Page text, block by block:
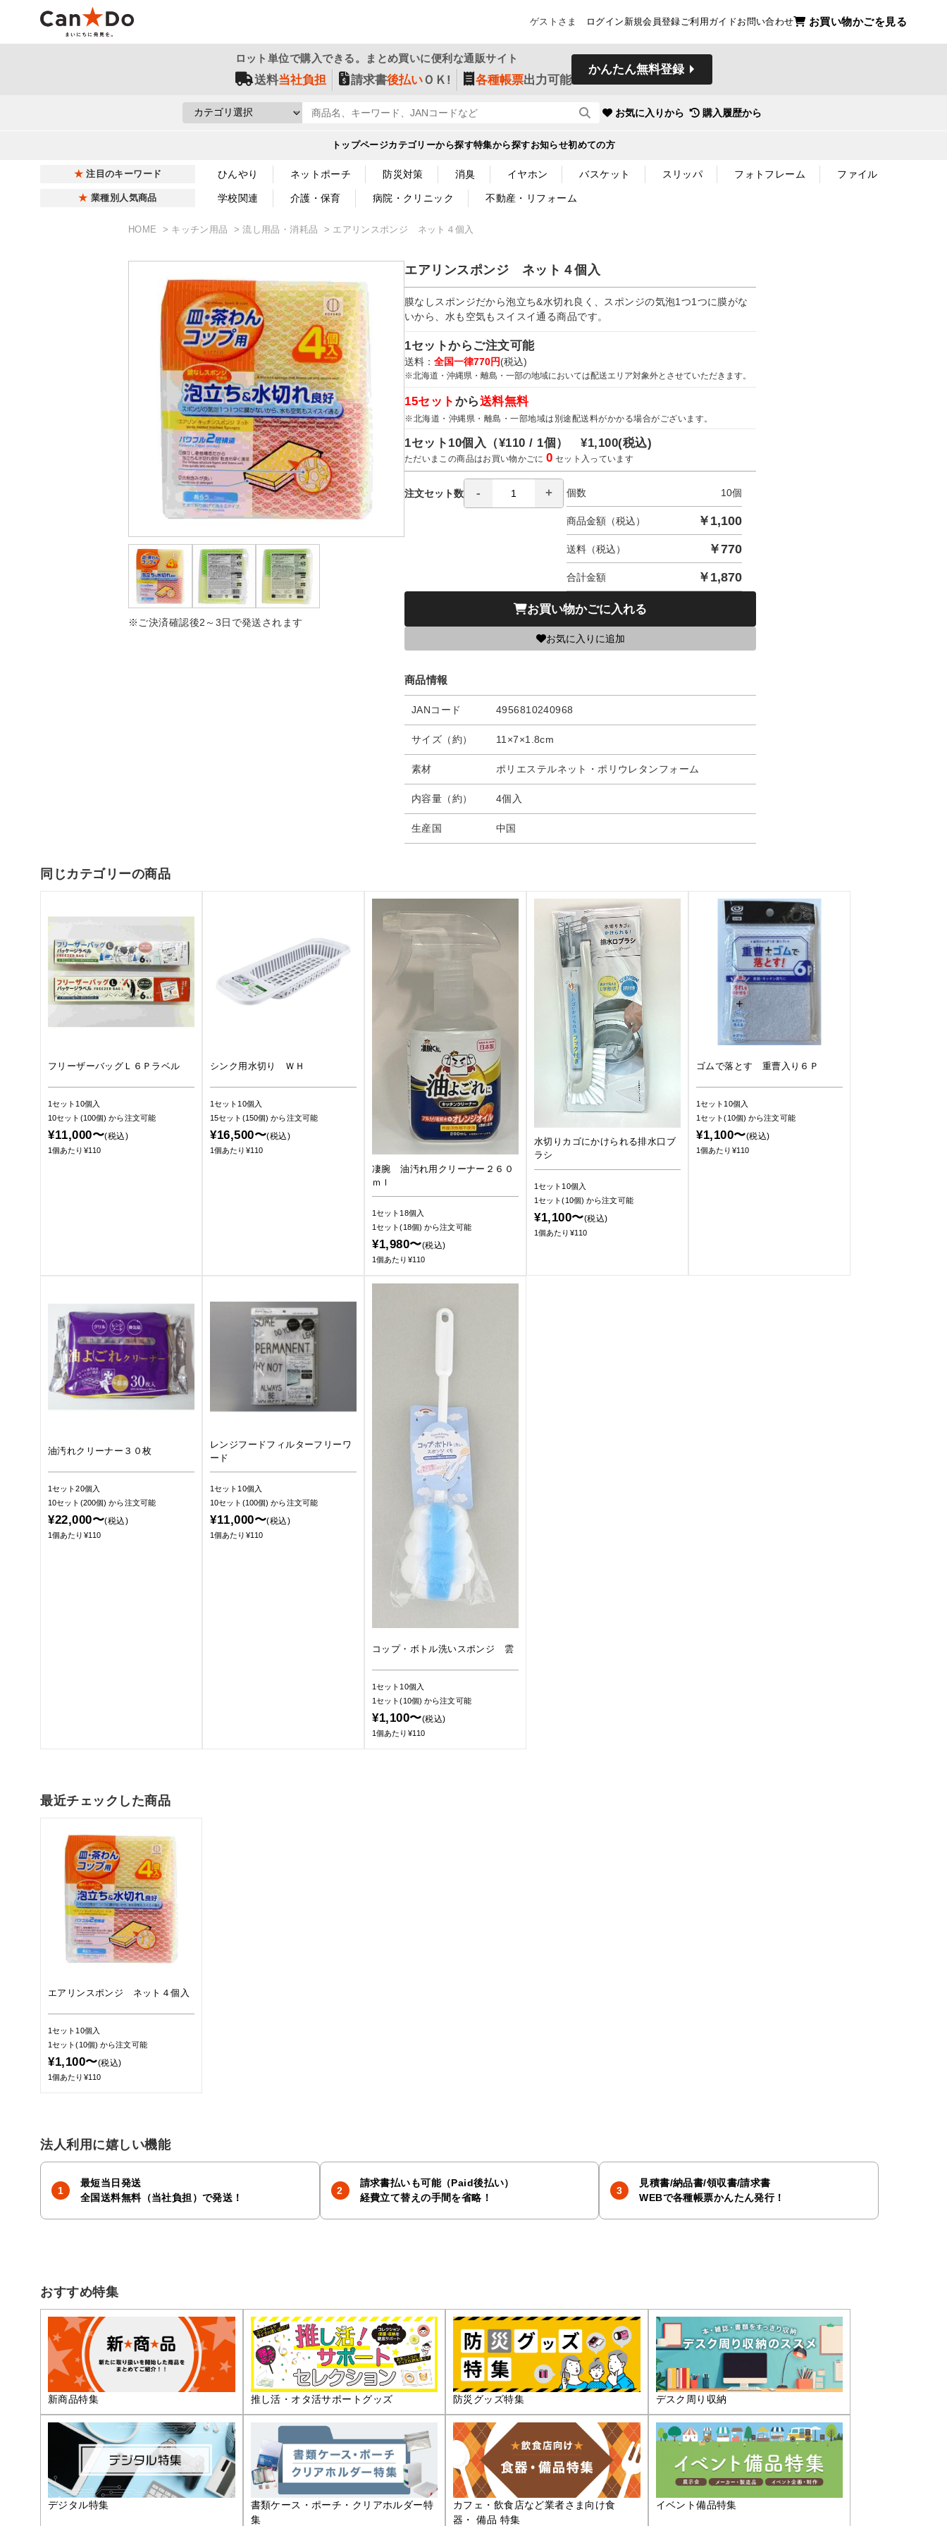
ゲストさま ログイン 新規会員登録ご利用ガイドお問い合わせ お買い物かごを見る
ロット単位で購入できる。まとめ買いに便利な通販サイト
送料当社負担 請求書後払いＯＫ! 各種帳票出力可能
かんたん無料登録
お気に入りから 購入履歴から
トップページカテゴリーから探す特集から探すお知らせ初めての方
注目のキーワード ひんやり ネットポーチ 防災対策 消臭 イヤホン バスケット スリッパ フォトフレーム ファイル
業種別人気商品 学校関連 介護・保育 病院・クリニック 不動産・リフォーム
HOME キッチン用品 流し用品・消耗品 エアリンスポンジ ネット４個入
※ご決済確認後2～3日で発送されます
エアリンスポンジ ネット４個入
膜なしスポンジだから泡立ち&水切れ良く、スポンジの気泡1つ1つに膜がな
いから、水も空気もスイスイ通る商品です。
1セットからご注文可能
送料： 全国一律770円(税込)
※北海道・沖縄県・離島・一部の地域においては配送エリア対象外とさせていただきます。
15セット から送料無料
※北海道・沖縄県・離島・一部地域は別途配送料がかかる場合がございます。
1セット10個入（¥110 / 1個）¥1,100(税込)
ただいまこの商品はお買い物かごに0 セット入っています
注文セット数 個数 10個
商品金額（税込） ￥ 1,100
送料（税込） ￥770
合計金額 ￥ 1,870
お買い物かごに入れる
お気に入りに追加
商品情報
JANコード 4956810240968
サイズ（約） 11×7×1.8cm
素材 ポリエステルネット・ポリウレタンフォーム
内容量（約） 4個入
生産国 中国
同じカテゴリーの商品
フリーザーバッグＬ６Ｐラベル
1セット10個入
10セット(100個)から注文可能
¥11,000〜(税込)
1個あたり¥110
シンク用水切り ＷＨ
1セット10個入
15セット(150個)から注文可能
¥16,500〜(税込)
1個あたり¥110
凄腕 油汚れ用クリーナー２６０
ｍｌ
1セット18個入
1セット(18個)から注文可能
¥1,980〜(税込)
1個あたり¥110
水切りカゴにかけられる排水口ブ
ラシ
1セット10個入
1セット(10個)から注文可能
¥1,100〜(税込)
1個あたり¥110
ゴムで落とす 重曹入り６Ｐ
1セット10個入
1セット(10個)から注文可能
¥1,100〜(税込)
1個あたり¥110
油汚れクリーナー３０枚
1セット20個入
10セット(200個)から注文可能
¥22,000〜(税込)
1個あたり¥110
レンジフードフィルターフリーワ
ード
1セット10個入
10セット(100個)から注文可能
¥11,000〜(税込)
1個あたり¥110
コップ・ボトル洗いスポンジ 雲
1セット10個入
1セット(10個)から注文可能
¥1,100〜(税込)
1個あたり¥110
最近チェックした商品
エアリンスポンジ ネット４個入
1セット10個入
1セット(10個)から注文可能
¥1,100〜(税込)
1個あたり¥110
法人利用に嬉しい機能
最短当日発送
全国送料無料（当社負担）で発送！
請求書払いも可能（Paid後払い）
経費立て替えの手間を省略！
見積書/納品書/領収書/請求書
WEBで各種帳票かんたん発行！
おすすめ特集
新商品特集 推し活・オタ活サポートグッズ 防災グッズ特集 デスク周り収納
デジタル特集
書類ケース・ポーチ・クリアホルダー特
集
カフェ・飲食店など業者さま向け食
器・ 備品 特集
イベント備品特集